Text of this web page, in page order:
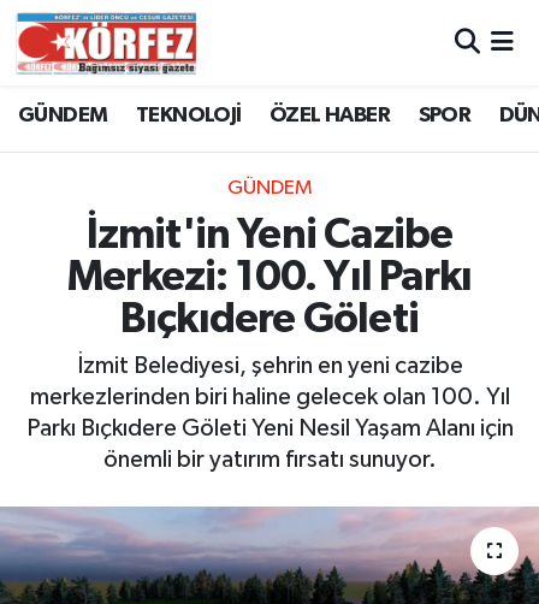
GÜNDEM TEKNOLOJİ ÖZEL HABER SPOR
GÜNDEM
İzmit'in Yeni Cazibe
Merkezi: 100. Yıl Parkı
Bıçkıdere Göleti
İzmit Belediyesi, şehrin en yeni cazibe
merkezlerinden biri haline gelecek olan 100. Yıl
Parkı Bıçkıdere Göleti Yeni Nesil Yaşam Alanı için
önemli bir yatırım fırsatı sunuyor.
Trafik Durumu
Süper Lig Puan Durumu ve Fikstür
Tüm Manşetler
Son Dakika Haberleri
Haber Arşivi